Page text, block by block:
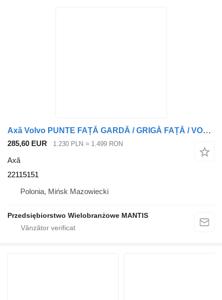
Axă Volvo PUNTE FAȚĂ GARDĂ / GRIGĂ FAȚĂ / VOLVO FH4 EURO 6 22115151 pentru cap tractor
285,60 EUR 1.230 PLN ≈ 1.499 RON
Axă
22115151
Polonia, Mińsk Mazowiecki
Przedsiębiorstwo Wielobranżowe MANTIS